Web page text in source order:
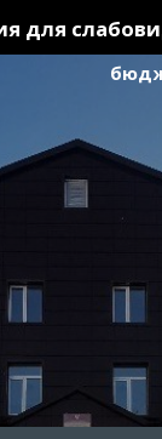
для